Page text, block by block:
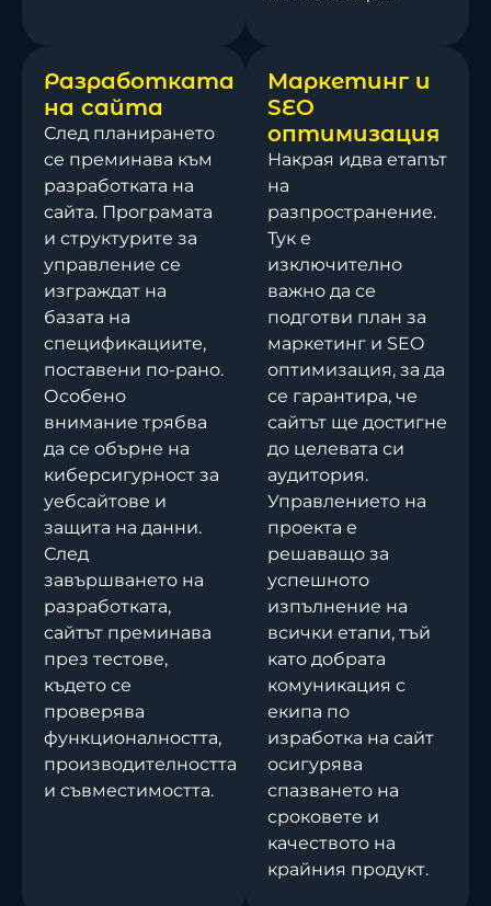
Разработката
на сайта
След планирането
се преминава към
разработката на
сайта. Програмата
и структурите за
управление се
изграждат на
базата на
спецификациите,
поставени по-рано.
Особено
внимание трябва
да се обърне на
киберсигурност за
уебсайтове и
защита на данни.
След
завършването на
разработката,
сайтът преминава
през тестове,
където се
проверява
функционалността,
производителността
и съвместимостта.
Маркетинг и
SEO
оптимизация
Накрая идва етапът
на
разпространение.
Тук е
изключително
важно да се
подготви план за
маркетинг и SEO
оптимизация, за да
се гарантира, че
сайтът ще достигне
до целевата си
аудитория.
Управлението на
проекта е
решаващо за
успешното
изпълнение на
всички етапи, тъй
като добрата
комуникация с
екипа по
изработка на сайт
осигурява
спазването на
сроковете и
качеството на
крайния продукт.